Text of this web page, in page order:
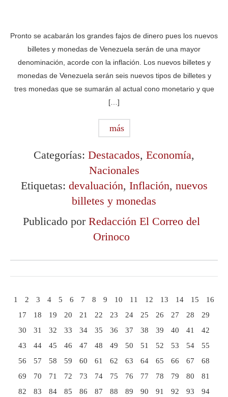
Pronto se acabarán los grandes fajos de dinero pues los nuevos
billetes y monedas de Venezuela serán de una mayor
denominación, acorde con la inflación. Los nuevos billetes y
monedas de Venezuela serán seis nuevos tipos de billetes y
tres monedas que se sumarán al actual cono monetario y que
[…]
más
Categorías: Destacados, Economía,
Nacionales
Etiquetas: devaluación, Inflación, nuevos
billetes y monedas
Publicado por Redacción El Correo del
Orinoco
1 2 3 4 5 6 7 8 9 10 11 12 13 14 15
16
17
18 19 20 21 22 23 24 25 26 27 28
29
30
31 32 33 34 35 36 37 38 39 40 41
42
43
44 45 46 47 48 49 50 51 52 53 54
55
56
57 58 59 60 61 62 63 64 65 66 67
68
69
70 71 72 73 74 75 76 77 78 79 80
81
82
83 84 85 86 87 88 89 90 91 92 93
94